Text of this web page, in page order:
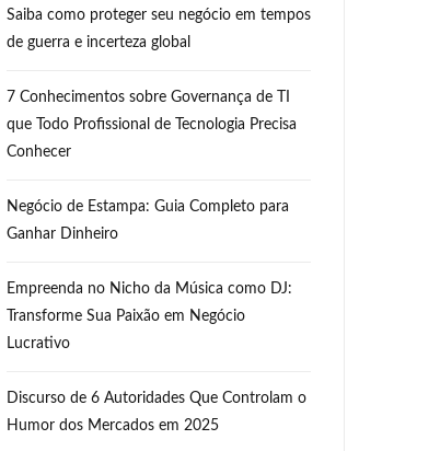
Saiba como proteger seu negócio em tempos
de guerra e incerteza global
7 Conhecimentos sobre Governança de TI
que Todo Profissional de Tecnologia Precisa
Conhecer
Negócio de Estampa: Guia Completo para
Ganhar Dinheiro
Empreenda no Nicho da Música como DJ:
Transforme Sua Paixão em Negócio
Lucrativo
Discurso de 6 Autoridades Que Controlam o
Humor dos Mercados em 2025